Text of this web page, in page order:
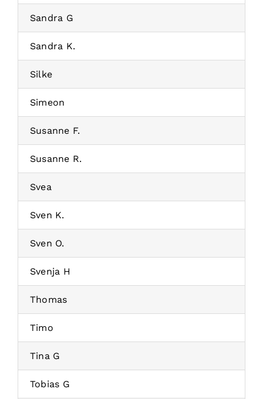
Sandra G
Sandra K.
Silke
Simeon
Susanne F.
Susanne R.
Svea
Sven K.
Sven O.
Svenja H
Thomas
Timo
Tina G
Tobias G